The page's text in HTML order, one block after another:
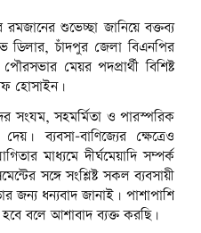
শুভেচ্ছা জানিয়ে বক্তব্য
ডিলার, চাঁদপুর জেলা বিএনপির
মেয়র পদপ্রার্থী বিশিষ্ট
হোসাইন।
সংযম, সহমর্মিতা ও পারস্পরিক
ব্যবসা-বাণিজ্যের ক্ষেত্রেও
মাধ্যমে দীর্ঘমেয়াদি সম্পর্ক
সঙ্গে সংশ্লিষ্ট সকল ব্যবসায়ী
জন্য ধন্যবাদ জানাই। পাশাপাশি
বলে আশাবাদ ব্যক্ত করছি।